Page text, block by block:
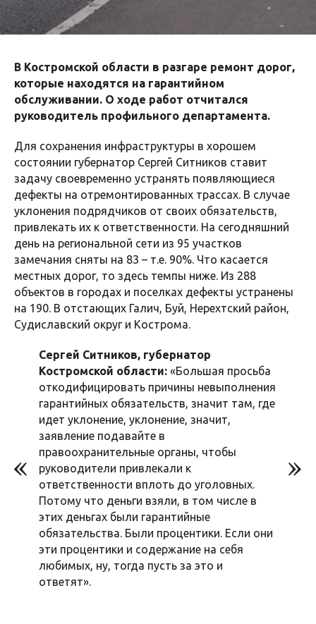
В Костромской области в разгаре ремонт дорог,
которые находятся на гарантийном
обслуживании. О ходе работ отчитался
руководитель профильного департамента.
Для сохранения инфраструктуры в хорошем
состоянии губернатор Сергей Ситников ставит
задачу своевременно устранять появляющиеся
дефекты на отремонтированных трассах. В случае
уклонения подрядчиков от своих обязательств,
привлекать их к ответственности. На сегодняшний
день на региональной сети из 95 участков
замечания сняты на 83 – т.е. 90%. Что касается
местных дорог, то здесь темпы ниже. Из 288
объектов в городах и поселках дефекты устранены
на 190. В отстающих Галич, Буй, Нерехтский район,
Судиславский округ и Кострома.
Сергей Ситников, губернатор
Костромской области: «Большая просьба
откодифицировать причины невыполнения
гарантийных обязательств, значит там, где
идет уклонение, уклонение, значит,
заявление подавайте в
правоохранительные органы, чтобы
руководители привлекали к
ответственности вплоть до уголовных.
Потому что деньги взяли, в том числе в
этих деньгах были гарантийные
обязательства. Были процентики. Если они
эти процентики и содержание на себя
любимых, ну, тогда пусть за это и
ответят».